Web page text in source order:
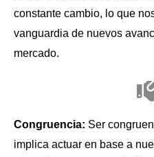
constante cambio, lo que
vanguardia de nuevos
mercado.
Congruencia: Ser
implica actuar en base a